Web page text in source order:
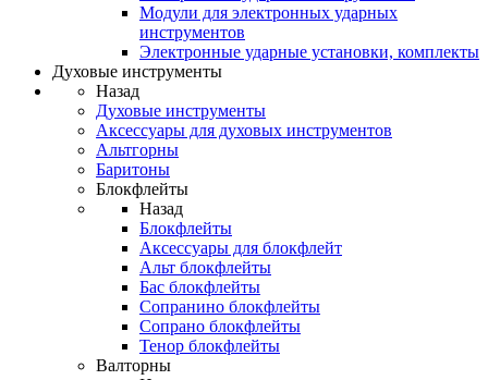
Модули для электронных ударных
инструментов
Электронные ударные установки, комплекты
Духовые инструменты
Назад
Духовые инструменты
Аксессуары для духовых инструментов
Альтгорны
Баритоны
Блокфлейты
Назад
Блокфлейты
Аксессуары для блокфлейт
Альт блокфлейты
Бас блокфлейты
Сопранино блокфлейты
Сопрано блокфлейты
Тенор блокфлейты
Валторны